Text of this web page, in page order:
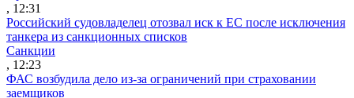
, 12:31
Российский судовладелец отозвал иск к ЕС после исключения
танкера из санкционных списков
Санкции
, 12:23
ФАС возбудила дело из-за ограничений при страховании
заемщиков